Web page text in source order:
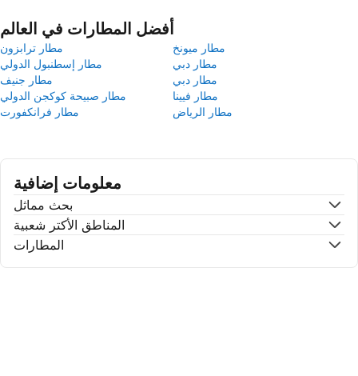
أفضل المطارات في العالم
مطار ترابزون
مطار ميونخ
مطار إسطنبول الدولي
مطار دبي
مطار جنيف
مطار دبي
مطار صبيحة كوكجن الدولي
مطار فيينا
مطار فرانكفورت
مطار الرياض
معلومات إضافية
بحث مماثل
المناطق الأكتر شعبية
المطارات